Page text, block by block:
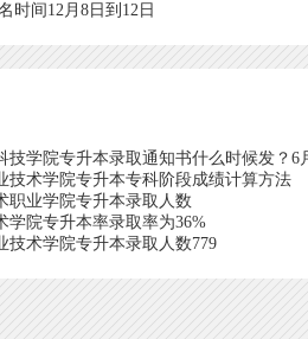
时间12月8日到12日
技学院专升本录取通知书什么时候发？6
技术学院专升本专科阶段成绩计算方法
职业学院专升本录取人数
学院专升本率录取率为36%
技术学院专升本录取人数779